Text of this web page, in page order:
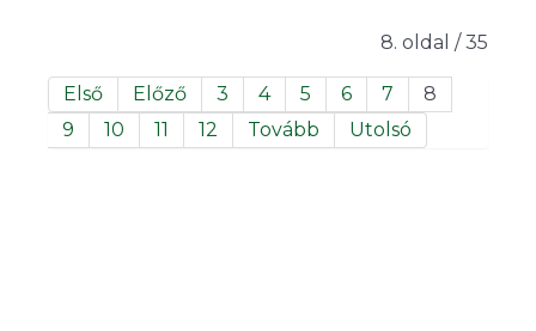
8. oldal / 35
Első Előző 3 4 5 6 7
8
9
10 11 12 Tovább Utolsó